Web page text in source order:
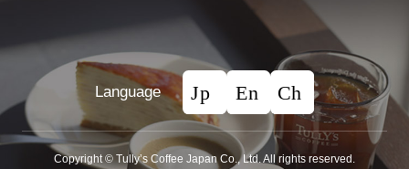
Language
Copyright © Tullyʼs Coffee Japan Co., Ltd. All rights reserved.